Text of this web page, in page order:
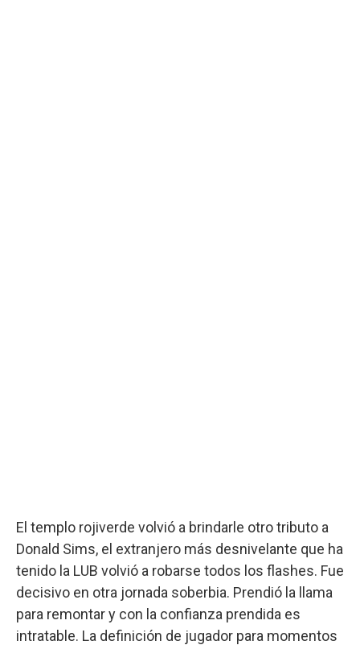
El templo rojiverde volvió a brindarle otro tributo a
Donald Sims, el extranjero más desnivelante que ha
tenido la LUB volvió a robarse todos los flashes. Fue
decisivo en otra jornada soberbia. Prendió la llama
para remontar y con la confianza prendida es
intratable. La definición de jugador para momentos